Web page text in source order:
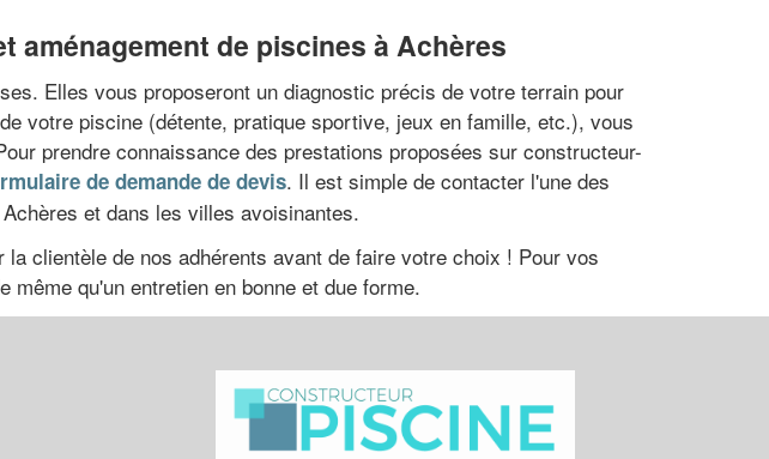
de piscines à Achères
Elles vous proposeront un diagnostic précis de votre terrain pour
votre piscine (détente, pratique sportive, jeux en famille, etc.), vous
prendre connaissance des prestations proposées sur constructeur-
de demande de devis. Il est simple de contacter l'une des
et dans les villes avoisinantes.
clientèle de nos adhérents avant de faire votre choix ! Pour vos
qu'un entretien en bonne et due forme.